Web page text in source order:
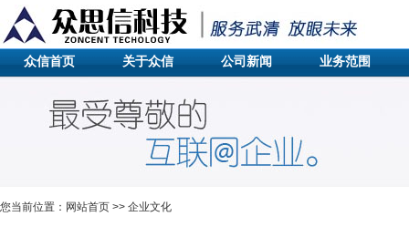
众信首页 关于众信 公司新闻 业务范围
您当前位置： 网站首页 >> 企业文化